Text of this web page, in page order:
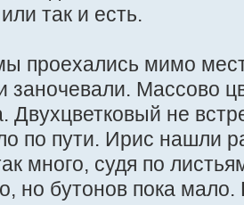
так и есть.
проехались мимо
заночевали. Массово
Двухцветковый не
по пути. Ирис нашли
много, судя по
но бутонов пока